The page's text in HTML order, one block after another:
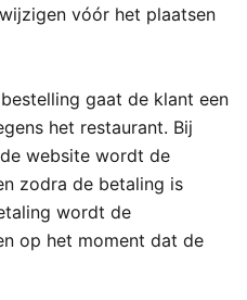
vóór het plaatsen
gaat de klant een
het restaurant. Bij
website wordt de
zodra de betaling is
wordt de
op het moment dat de